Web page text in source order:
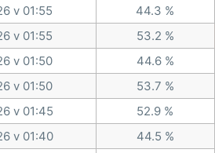
v 01:55
44.3 %
v 01:55
53.2 %
v 01:50
44.6 %
v 01:50
53.7 %
v 01:45
52.9 %
v 01:40
44.5 %